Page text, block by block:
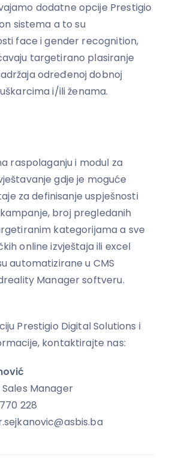
dodatne opcije Prestigio
sistema a to su
face i gender recognition,
targetirano plasiranje
određenoj dobnoj
i/ili ženama.
raspolaganju i modul za
gdje je moguće
za definisanje uspješnosti
broj pregledanih
kategorijama a sve
online izvještaja ili excel
automatizirane u CMS
Manager softveru.
Prestigio Digital Solutions i
kontaktirajte nas:
Manager
228